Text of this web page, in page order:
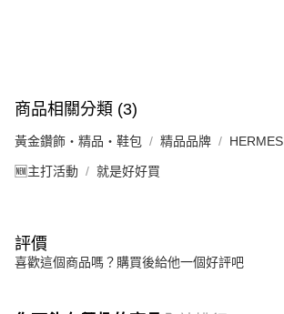
商品相關分類 (3)
黃金鑽飾・精品・鞋包 精品品牌 HERMES
🆕主打活動 就是好好買
評價
喜歡這個商品嗎？購買後給他一個好評吧